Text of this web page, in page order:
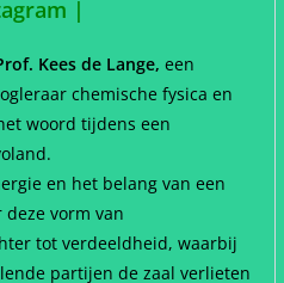
|
Kees de Lange, een
chemische fysica en
woord tijdens een
en het belang van een
vorm van
tot verdeeldheid, waarbij
partijen de zaal verlieten